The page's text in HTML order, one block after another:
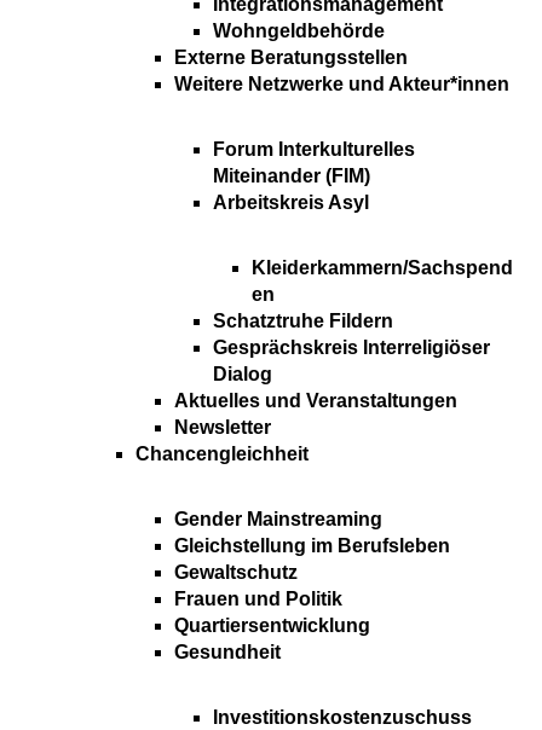
Integrationsmanagement
Wohngeldbehörde
Externe Beratungsstellen
Weitere Netzwerke und Akteur*innen
Forum Interkulturelles
Miteinander (FIM)
Arbeitskreis Asyl
Kleiderkammern/Sachspend
en
Schatztruhe Fildern
Gesprächskreis Interreligiöser
Dialog
Aktuelles und Veranstaltungen
Newsletter
Chancengleichheit
Gender Mainstreaming
Gleichstellung im Berufsleben
Gewaltschutz
Frauen und Politik
Quartiersentwicklung
Gesundheit
Investitionskostenzuschuss